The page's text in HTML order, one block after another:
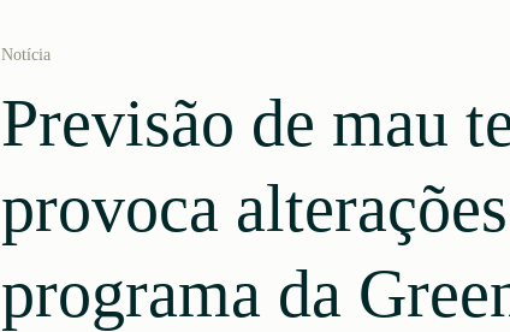
Notícia
Previsão de mau
provoca
programa da